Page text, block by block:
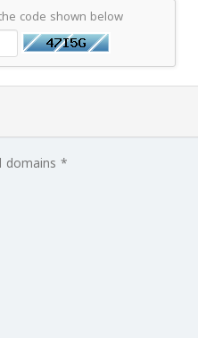
code shown below
* Excludes certain TLDs and recently renewed domains